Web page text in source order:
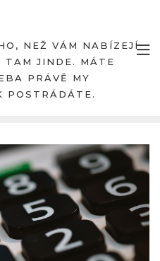
NEŽ VÁM NABÍZEJÍ
TAM JINDE. MÁTE
PRÁVĚ MY
POSTRÁDÁTE.